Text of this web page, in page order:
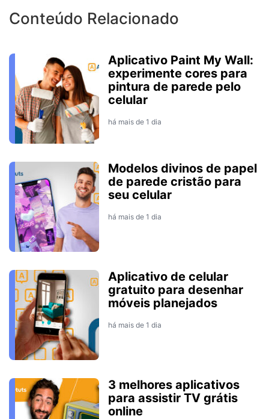
Conteúdo Relacionado
Aplicativo Paint My Wall:
experimente cores para
pintura de parede pelo
celular
há mais de 1 dia
Modelos divinos de papel
de parede cristão para
seu celular
há mais de 1 dia
Aplicativo de celular
gratuito para desenhar
móveis planejados
há mais de 1 dia
3 melhores aplicativos
para assistir TV grátis
online